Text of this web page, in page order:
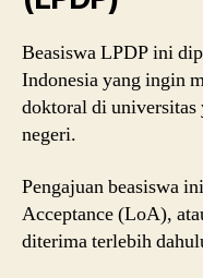
Beasiswa LPDP ini
Indonesia yang ingin
doktoral di universitas
negeri.
Pengajuan beasiswa
Acceptance (LoA),
diterima terlebih